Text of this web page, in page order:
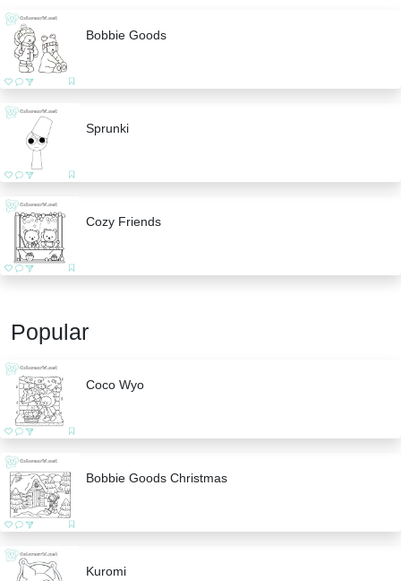
Bobbie Goods
Sprunki
Cozy Friends
Popular
Coco Wyo
Bobbie Goods Christmas
Kuromi